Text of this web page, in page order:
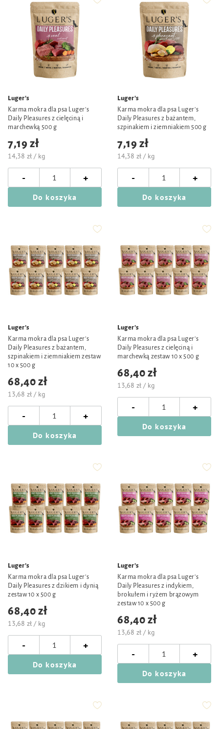
Luger's
Karma mokra dla psa Luger's
Daily Pleasures z cielęciną i
marchewką 500 g
7,19 zł
14,38 zł / kg
- +
Do koszyka
Luger's
Karma mokra dla psa Luger's
Daily Pleasures z bażantem,
szpinakiem i ziemniakiem 500 g
7,19 zł
14,38 zł / kg
- +
Do koszyka
Luger's
Karma mokra dla psa Luger's
Daily Pleasures z bażantem,
szpinakiem i ziemniakiem zestaw
10 x 500 g
68,40 zł
13,68 zł / kg
- +
Do koszyka
Luger's
Karma mokra dla psa Luger's
Daily Pleasures z cielęciną i
marchewką zestaw 10 x 500 g
68,40 zł
13,68 zł / kg
- +
Do koszyka
Luger's
Karma mokra dla psa Luger's
Daily Pleasures z dzikiem i dynią
zestaw 10 x 500 g
68,40 zł
13,68 zł / kg
- +
Do koszyka
Luger's
Karma mokra dla psa Luger's
Daily Pleasures z indykiem,
brokułem i ryżem brązowym
zestaw 10 x 500 g
68,40 zł
13,68 zł / kg
- +
Do koszyka